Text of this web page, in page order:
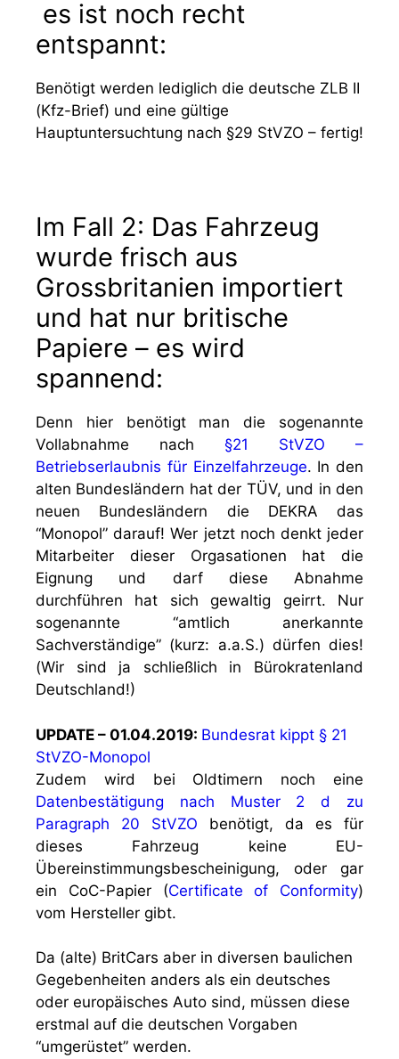
es ist noch recht
entspannt:
Benötigt werden lediglich die deutsche ZLB II
(Kfz-Brief) und eine gültige
Hauptuntersuchtung nach §29 StVZO – fertig!
Im Fall 2: Das Fahrzeug
wurde frisch aus
Grossbritanien importiert
und hat nur britische
Papiere – es wird
spannend:
Denn hier benötigt man die sogenannte
Vollabnahme nach §21 StVZO –
Betriebserlaubnis für Einzelfahrzeuge. In den
alten Bundesländern hat der TÜV, und in den
neuen Bundesländern die DEKRA das
“Monopol” darauf! Wer jetzt noch denkt jeder
Mitarbeiter dieser Orgasationen hat die
Eignung und darf diese Abnahme
durchführen hat sich gewaltig geirrt. Nur
sogenannte “amtlich anerkannte
Sachverständige” (kurz: a.a.S.) dürfen dies!
(Wir sind ja schließlich in Bürokratenland
Deutschland!)
UPDATE – 01.04.2019: Bundesrat kippt § 21
StVZO-Monopol
Zudem wird bei Oldtimern noch eine
Datenbestätigung nach Muster 2 d zu
Paragraph 20 StVZO benötigt, da es für
dieses Fahrzeug keine EU-
Übereinstimmungsbescheinigung, oder gar
ein CoC-Papier (Certificate of Conformity)
vom Hersteller gibt.
Da (alte) BritCars aber in diversen baulichen
Gegebenheiten anders als ein deutsches
oder europäisches Auto sind, müssen diese
erstmal auf die deutschen Vorgaben
“umgerüstet” werden.